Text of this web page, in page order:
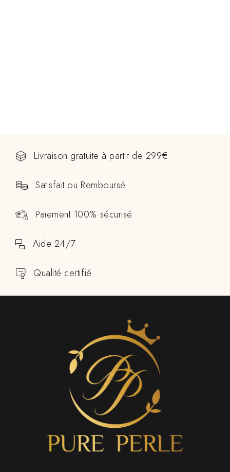
Livraison gratuite à partir de 299€
Satisfait ou Remboursé
Paiement 100% sécurisé
Aide 24/7
Qualité certifié